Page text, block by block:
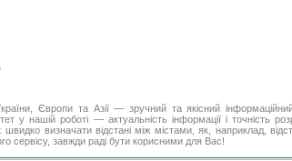
Європи та Азії — зручний та якісний
у нашій роботі — актуальність інформації і точність
швидко визначати відстані між містами, як, наприклад,
сервісу, завжди раді бути корисними для Вас!